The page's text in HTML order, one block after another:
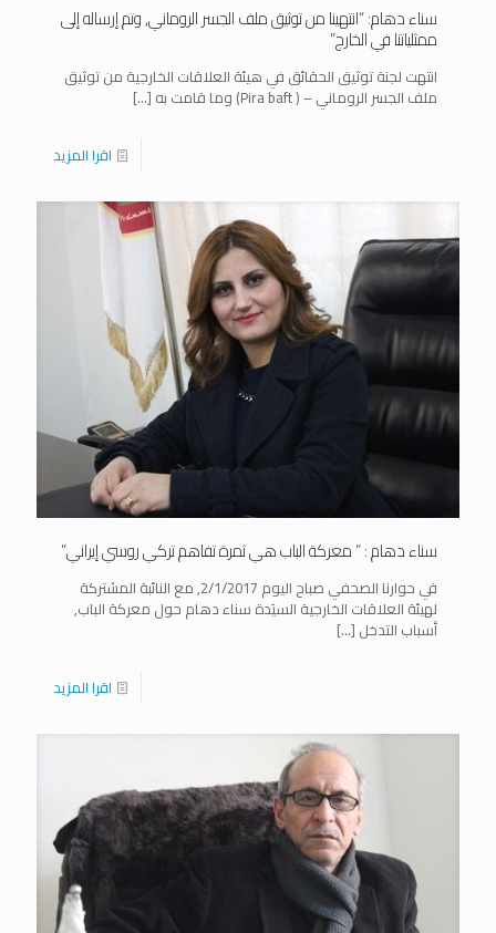
سناء دهام: “انتهينا من توثيق ملف الجسر الروماني, وتم إرساله إلى
ممثلياتنا في الخارج”
انتهت لجنة توثيق الحقائق في هيئة العلاقات الخارجية من توثيق
ملف الجسر الروماني – ( Pira baft) وما قامت به […]
اقرا المزيد
سناء دهام : ” معركة الباب هي ثمرة تفاهم تركي روسي إيراني”
في حوارنا الصحفي صباح اليوم 2/1/2017, مع النائبة المشتركة
لهيئة العلاقات الخارجية السيَدة سناء دهام حول معركة الباب,
أسباب التدخل […]
اقرا المزيد